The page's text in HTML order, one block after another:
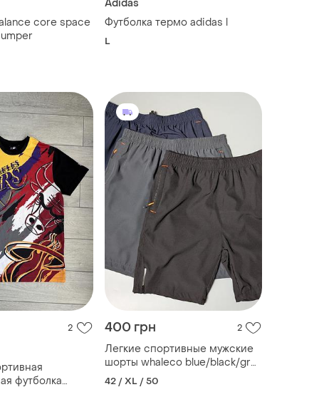
core space
Adidas
Футболка термо adidas l
L
2
футболка
team los
400 грн 2
Легкие спортивные мужские
шорты whaleco blue/black/grey
размер - xl
42 / XL / 50